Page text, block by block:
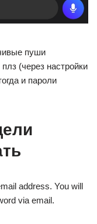
пуши
(через настройки
и пароли
address. You will
via email.